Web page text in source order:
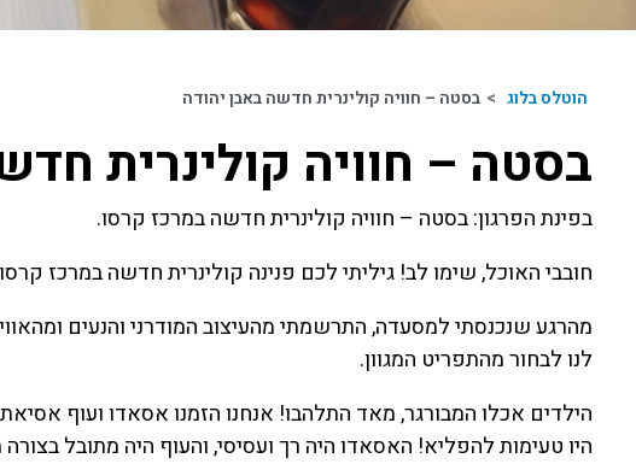
הוטלס בלוג > בסטה – חוויה קולינרית חדשה באבן יהודה
בסטה – חוויה קולינרית
בפינת הפרגון: בסטה – חוויה קולינרית חדשה במרכז קרסו.
חובבי האוכל, שימו לב! גיליתי לכם פנינה קולינרית חדשה במרכז
מהרגע שנכנסתי למסעדה, התרשמתי מהעיצוב המודרני והנעים
לנו לבחור מהתפריט המגוון.
הילדים אכלו המבורגר, מאד התלהבו! אנחנו הזמנו אסאדו ועוף
היו טעימות להפליא! האסאדו היה רך ועסיסי, והעוף היה מתובל